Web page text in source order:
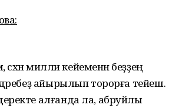
сәхнә милли кейеменән беҙҙең
айырылып торорға тейеш.
алғанда ла, абруйлы